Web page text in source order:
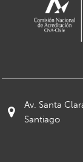
Av. Santa
Santiago